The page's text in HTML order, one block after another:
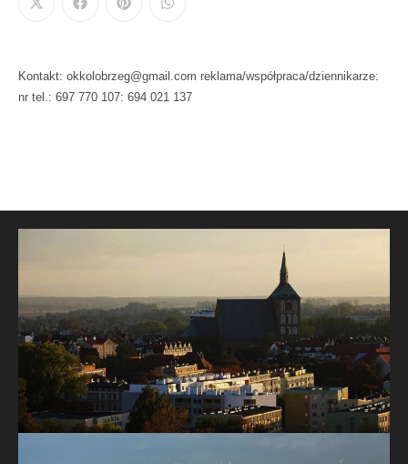
Kontakt: okkolobrzeg@gmail.com reklama/współpraca/dziennikarze:
nr tel.: 697 770 107: 694 021 137